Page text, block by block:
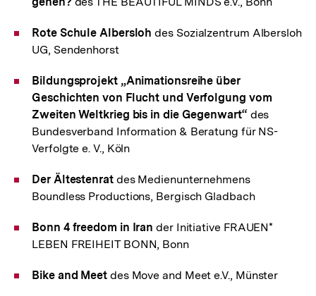
Rote Schule Albersloh des Sozialzentrum Albersloh
UG, Sendenhorst
Bildungsprojekt „Animationsreihe über
Geschichten von Flucht und Verfolgung vom
Zweiten Weltkrieg bis in die Gegenwart“ des
Bundesverband Information & Beratung für NS-
Verfolgte e. V., Köln
Der Ältestenratdes Medienunternehmens
Boundless Productions, Bergisch Gladbach
Bonn 4 freedom in Irander Initiative FRAUEN*
LEBEN FREIHEIT BONN, Bonn
Bike and Meet des Move and Meet e.V., Münster